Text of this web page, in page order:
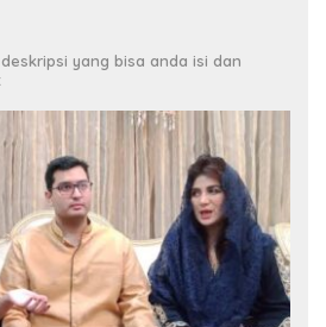
yang bisa anda isi dan